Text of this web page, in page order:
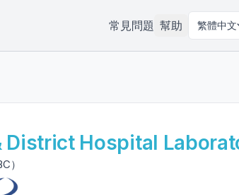
常見問題 幫助 繁體中文
District Hospital
）